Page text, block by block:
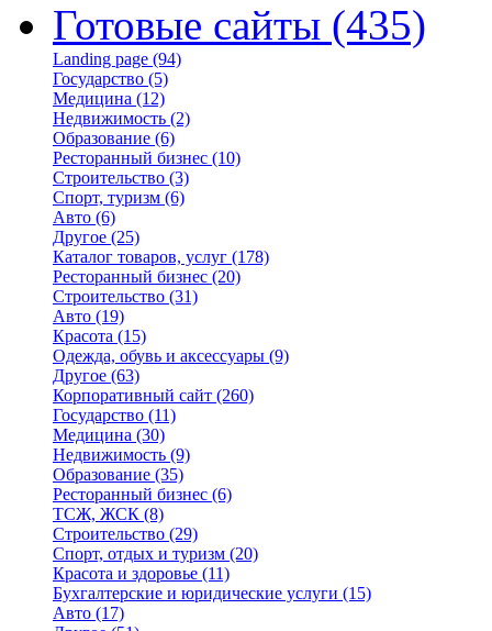
Готовые сайты (435)
Landing page (94)
Государство (5)
Медицина (12)
Недвижимость (2)
Образование (6)
Ресторанный бизнес (10)
Строительство (3)
Спорт, туризм (6)
Авто (6)
Другое (25)
Каталог товаров, услуг (178)
Ресторанный бизнес (20)
Строительство (31)
Авто (19)
Красота (15)
Одежда, обувь и аксессуары (9)
Другое (63)
Корпоративный сайт (260)
Государство (11)
Медицина (30)
Недвижимость (9)
Образование (35)
Ресторанный бизнес (6)
ТСЖ, ЖСК (8)
Строительство (29)
Спорт, отдых и туризм (20)
Красота и здоровье (11)
Бухгалтерские и юридические услуги (15)
Авто (17)